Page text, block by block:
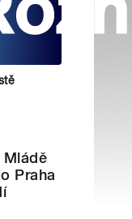
Mládě
Praha